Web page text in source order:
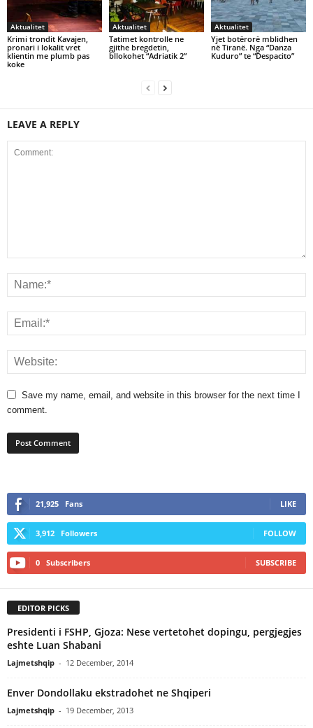
Aktualitet
Krimi trondit Kavajen,
pronari i lokalit vret
klientin me plumb pas
koke
Aktualitet
Tatimet kontrolle ne
gjithe bregdetin,
bllokohet “Adriatik 2”
Aktualitet
Yjet botërorë mblidhen
në Tiranë. Nga “Danza
Kuduro” te “Despacito”
LEAVE A REPLY
Save my name, email, and website in this browser for the next time I
comment.
21,925 Fans LIKE
3,912 Followers FOLLOW
0 Subscribers SUBSCRIBE
EDITOR PICKS
Presidenti i FSHP, Gjoza: Nese vertetohet dopingu, pergjegjes
eshte Luan Shabani
Lajmetshqip - 12 December, 2014
Enver Dondollaku ekstradohet ne Shqiperi
Lajmetshqip - 19 December, 2013